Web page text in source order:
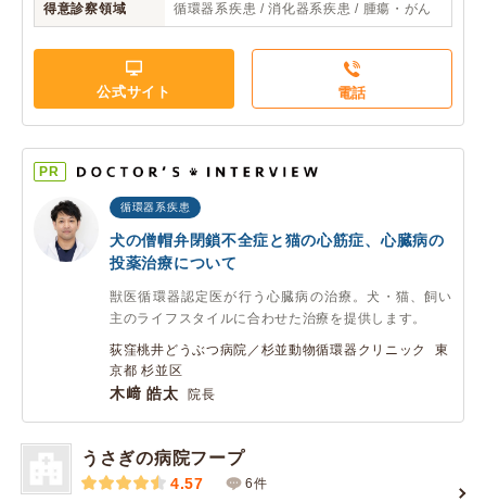
得意診察領域 循環器系疾患 / 消化器系疾患 / 腫瘍・がん
公式サイト 電話
PR
循環器系疾患
犬の僧帽弁閉鎖不全症と猫の心筋症、心臓病の
投薬治療について
獣医循環器認定医が行う心臓病の治療。犬・猫、飼い
主のライフスタイルに合わせた治療を提供します。
荻窪桃井どうぶつ病院／杉並動物循環器クリニック 東
京都 杉並区
木﨑 皓太 院長
うさぎの病院フープ
4.57
6件